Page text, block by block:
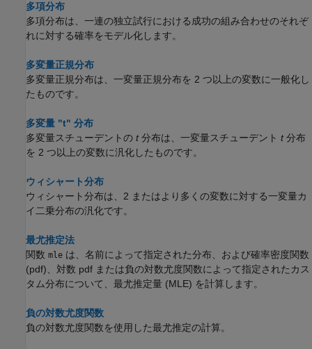
多項分布
多項分布は、一連の独立試行における成功の組み合わせのそれぞ
れに対する確率をモデル化します。
多変量正規分布
多変量正規分布は、一変量正規分布を 2 つ以上の変数に一般化し
たものです。
多変量 "t" 分布
多変量スチューデントの t分布は、一変量スチューデント t分布
を 2 つ以上の変数に汎化したものです。
ウィシャート分布
ウィシャート分布は、2 またはより多くの変数に対する一変量カ
イ二乗分布の汎化です。
最尤推定法
関数 mle は、名前によって指定された分布、および確率密度関数
(pdf)、対数 pdf または負の対数尤度関数によって指定されたカス
タム分布について、最尤推定量 (MLE) を計算します。
負の対数尤度関数
負の対数尤度関数を使用した最尤推定の計算。